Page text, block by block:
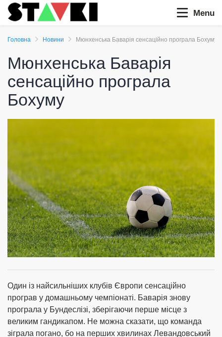
Menu
Головна Новини Мюнхенська Баварія сенсаційно програла Бохуму
Мюнхенська Баварія
сенсаційно програла
Бохуму
Один із найсильніших клубів Європи сенсаційно
програв у домашньому чемпіонаті. Баварія знову
програла у Бундеслізі, зберігаючи перше місце з
великим гандикапом. Не можна сказати, що команда
зіграла погано, бо на перших хвилинах Левандовський